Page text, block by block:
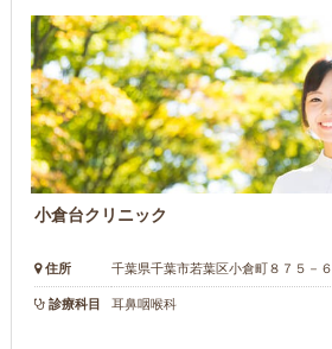
小倉台クリニック
住所 千葉県千葉市若葉区小倉町８７５－６
診療科目 耳鼻咽喉科